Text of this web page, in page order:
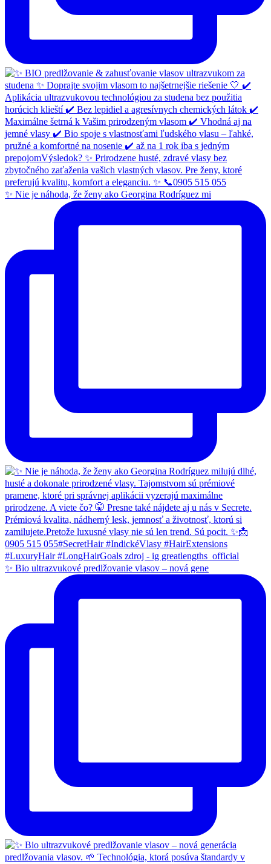
✨ Nie je náhoda, že ženy ako Georgina Rodríguez mi
✨ Bio ultrazvukové predlžovanie vlasov – nová gene